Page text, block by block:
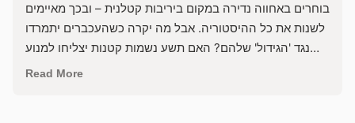
בוחרים באחווה נדירה במקום ביריבות קטלנית – ובכך מאיימים
לשנות את כל ההיסטוריה. אבל מה יקרה כשהעכברים יתמרדו
נגד 'הגידול' שלהם? האם תשע נשמות קטנות יצליחו למנוע
Read More